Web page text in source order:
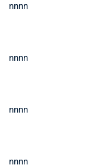
nnnn
nnnn
nnnn
nnnn